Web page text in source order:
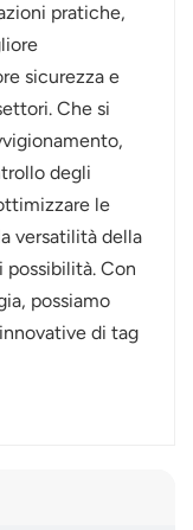
pratiche,
sicurezza e
Che si
degli
le
versatilità della
possibilità. Con
possiamo
di tag